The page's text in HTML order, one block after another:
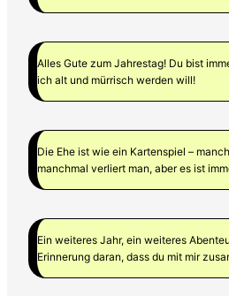
Alles Gute zum Jahrestag! Du bist
ich alt und mürrisch werden will!
Die Ehe ist wie ein Kartenspiel –
manchmal verliert man, aber es ist
Ein weiteres Jahr, ein weiteres
Erinnerung daran, dass du mit mir